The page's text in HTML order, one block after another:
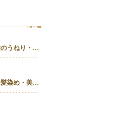
福岡市東区で夏の髪のうねり・白髪染め・美容液カラーを相談するなら｜箱崎・千早のL’oiseau Bleu
福岡市東区で夏の白髪染め・美容液カラー・髪質改善を相談したい方へ｜箱崎・千早のL’oiseau Bleu